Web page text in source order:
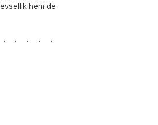
hem de
her pozisyonda